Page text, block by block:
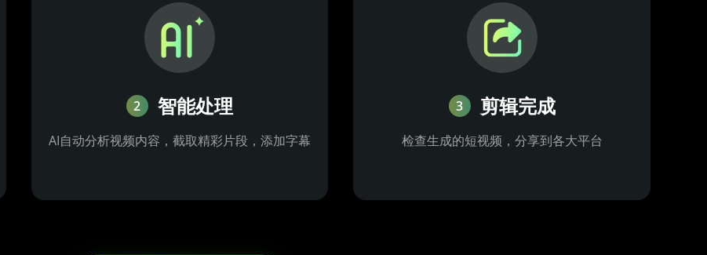
2 智能处理
AI自动分析视频内容，截取精彩片段，添加字幕
3 剪辑完成
检查生成的短视频，分享到各大平台